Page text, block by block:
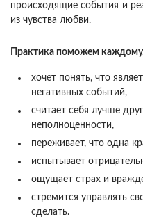
происходящие события и
из чувства любви.
Практика поможем
хочет понять, что
негативных событий,
считает себя лучше
неполноценности,
переживает, что одна
испытывает
ощущает страх и
стремится управлять
сделать.